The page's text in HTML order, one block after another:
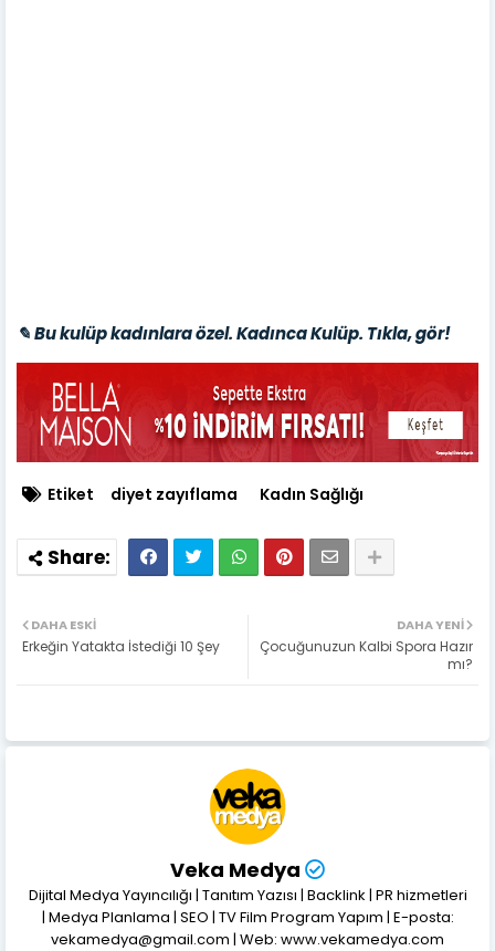
✎ Bu kulüp kadınlara özel. Kadınca Kulüp. Tıkla, gör!
Etiket diyet zayıflama Kadın Sağlığı
DAHA YENI
Çocuğunuzun Kalbi Spora Hazır
mı?
DAHA ESKI
Erkeğin Yatakta İstediği 10 Şey
Veka Medya
Dijital Medya Yayıncılığı | Tanıtım Yazısı | Backlink | PR hizmetleri
| Medya Planlama | SEO | TV Film Program Yapım | E-posta:
vekamedya@gmail.com | Web: www.vekamedya.com